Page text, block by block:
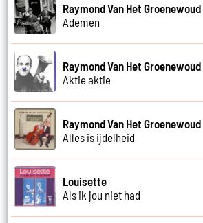
Raymond Van Het Groenewoud
Ademen
Raymond Van Het Groenewoud
Aktie aktie
Raymond Van Het Groenewoud
Alles is ijdelheid
Louisette
Als ik jou niet had